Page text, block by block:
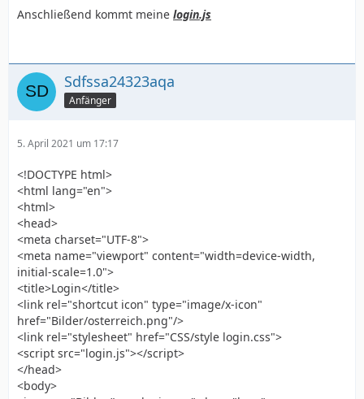
Anschließend kommt meine login.js
Sdfssa24323aqa
Anfänger
5. April 2021 um 17:17
<!DOCTYPE html>
<html lang="en">
<html>
<head>
<meta charset="UTF-8">
<meta name="viewport" content="width=device-width,
initial-scale=1.0">
<title>Login</title>
<link rel="shortcut icon" type="image/x-icon"
href="Bilder/osterreich.png"/>
<link rel="stylesheet" href="CSS/style login.css">
<script src="login.js"></script>
</head>
<body>